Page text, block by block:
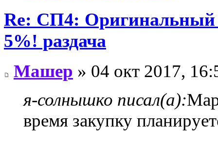
Re: СП4:
5%! раздача
Машер » 04 окт 2017,
я-солнышко писал(а):
время закупку